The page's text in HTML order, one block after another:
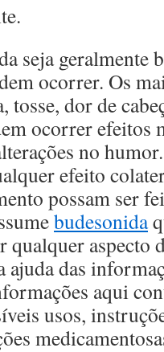
seja geralmente
ocorrer. Os
tosse, dor de
ocorrer efeitos
no
efeito
possam ser
budesonida
aspecto
ajuda das
aqui
usos,